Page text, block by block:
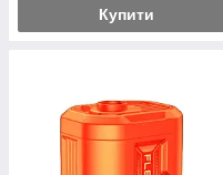
Купити